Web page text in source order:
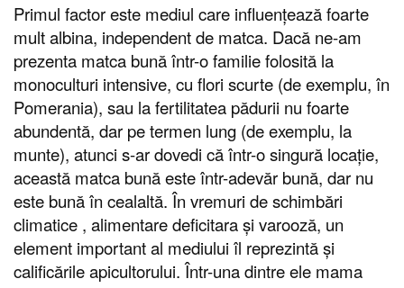
Primul factor este mediul care influențează foarte
mult albina, independent de matca. Dacă ne-am
prezenta matca bună într-o familie folosită la
monoculturi intensive, cu flori scurte (de exemplu, în
Pomerania), sau la fertilitatea pădurii nu foarte
abundentă, dar pe termen lung (de exemplu, la
munte), atunci s-ar dovedi că într-o singură locație,
această matca bună este într-adevăr bună, dar nu
este bună în cealaltă. În vremuri de schimbări
climatice , alimentare deficitara și varooză, un
element important al mediului îl reprezintă și
calificările apicultorului. Într-una dintre ele mama